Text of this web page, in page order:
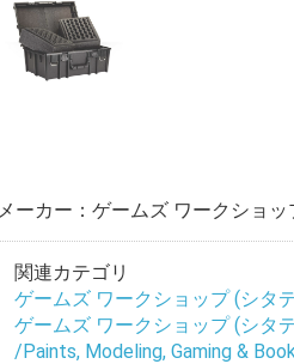
メーカー：ゲームズ ワークショ
関連カテゴリ
ゲームズ ワークショップ (シタ
ゲームズ ワークショップ (シタ
/Paints, Modeling, Gaming &